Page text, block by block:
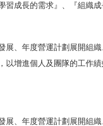
習成長的需求』、『組織
展、年度營運計劃展開組
以增進個人及團隊的工作
展、年度營運計劃展開組